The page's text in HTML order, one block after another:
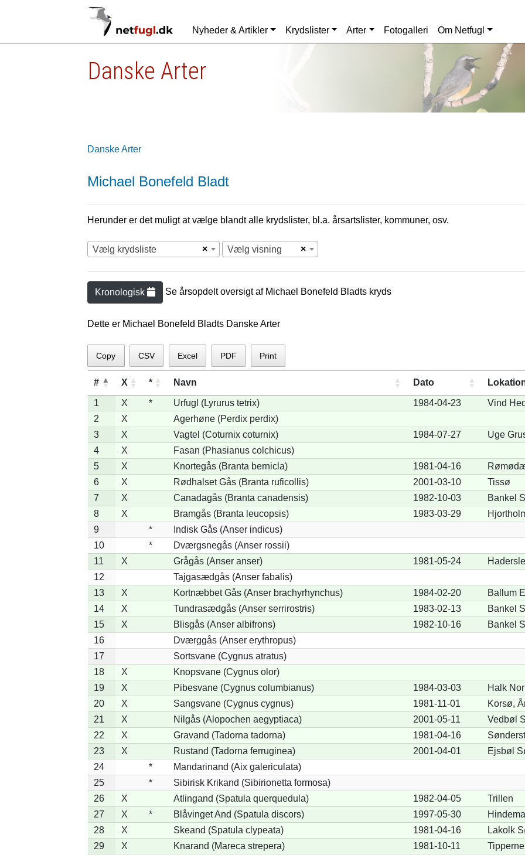
Nyheder & Artikler Krydslister Arter Fotogalleri Om Netfugl
Danske Arter
Danske Arter
Michael Bonefeld Bladt
Herunder er det muligt at vælge blandt alle krydslister, bl.a. årsartslister, kommuner, osv.
×
Vælg krydsliste ×
Vælg visning
Kronologisk Se årsopdelt oversigt af Michael Bonefeld Bladts kryds
Dette er Michael Bonefeld Bladts Danske Arter
Copy CSV Excel PDF Print
# X * Navn Dato
1 X * Urfugl (Lyrurus tetrix) 1984-04-23
Vind
2
X
Agerhøne (Perdix perdix)
3
X Vagtel (Coturnix coturnix) 1984-07-27
Uge
4
X
Fasan (Phasianus colchicus)
5
X Knortegås (Branta bernicla) 1981-04-16
6
X Rødhalset Gås (Branta ruficollis) 2001-03-10
Tissø
7
X Canadagås (Branta canadensis) 1982-10-03
Bankel
8
X Bramgås (Branta leucopsis) 1983-03-29
9
*
Indisk Gås (Anser indicus)
10
*
Dværgsnegås (Anser rossii)
11
X Grågås (Anser anser) 1981-05-24
12
Tajgasædgås (Anser fabalis)
13
X Kortnæbbet Gås (Anser brachyrhynchus) 1984-02-20
Ballum
14
X Tundrasædgås (Anser serrirostris) 1983-02-13
Bankel
15
X Blisgås (Anser albifrons) 1982-10-16
Bankel
16
Dværggås (Anser erythropus)
17
Sortsvane (Cygnus atratus)
18
X
Knopsvane (Cygnus olor)
19
X Pibesvane (Cygnus columbianus) 1984-03-03
Halk Nor
20
X Sangsvane (Cygnus cygnus) 1981-11-01
Korsø,
21
X Nilgås (Alopochen aegyptiaca) 2001-05-11
Vedbøl
22
X Gravand (Tadorna tadorna) 1981-04-16
23
X Rustand (Tadorna ferruginea) 2001-04-01
Ejsbøl
24
*
Mandarinand (Aix galericulata)
25
*
Sibirisk Krikand (Sibirionetta formosa)
26
X Atlingand (Spatula querquedula) 1982-04-05
Trillen
27
X * Blåvinget And (Spatula discors) 1997-05-30
28
X Skeand (Spatula clypeata) 1981-04-16
Lakolk
29
X Knarand (Mareca strepera) 1981-10-11
Tipperne